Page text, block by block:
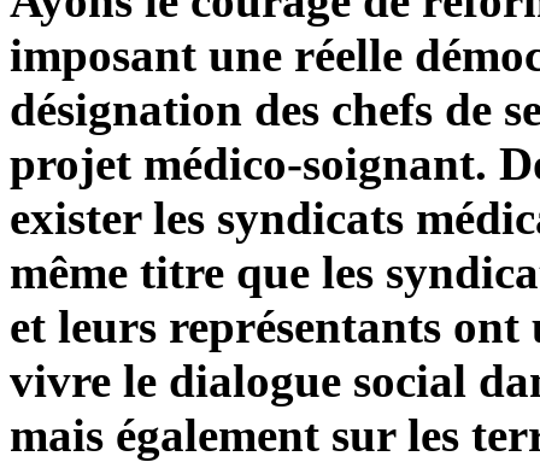
imposant une réelle
désignation des chefs de
projet médico-soignant.
exister les syndicats
même titre que les
et leurs représentants
vivre le dialogue social
mais également sur les